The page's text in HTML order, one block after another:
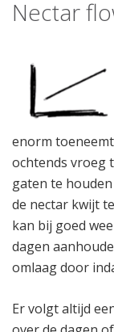
Nectar
enorm
ochtends vroeg
gaten te
de nectar kwijt
kan bij goed
dagen
omlaag door
Er volgt altijd